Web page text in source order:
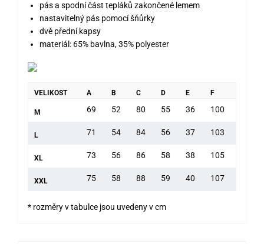
pás a spodní část tepláků zakončené lemem
nastavitelný pás pomocí šňůrky
dvě přední kapsy
materiál: 65% bavlna, 35% polyester
VELIKOST A B C D E F
M 69 52 80 55 36 100
L 71 54 84 56 37 103
XL 73 56 86 58 38 105
XXL 75 58 88 59 40 107
* rozměry v tabulce jsou uvedeny v cm